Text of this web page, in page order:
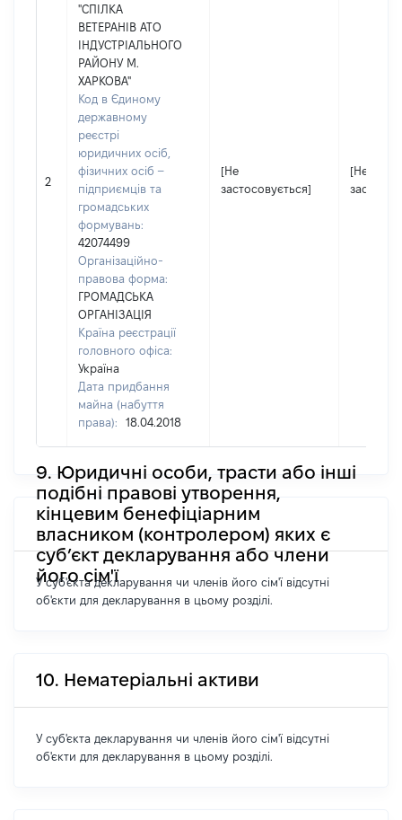
2
"СПІЛКА
ВЕТЕРАНІВ АТО
ІНДУСТРІАЛЬНОГО
РАЙОНУ М.
ХАРКОВА"
Код в Єдиному
державному
реєстрі
юридичних осіб,
фізичних осіб –
підприємців та
громадських
формувань:
42074499
Організаційно-
правова форма:
ГРОМАДСЬКА
ОРГАНІЗАЦІЯ
Країна реєстрації
головного офіса:
Україна
Дата придбання
майна (набуття
права):
18.04.2018
[Не
застосовується]
[Не
9. Юридичні особи, трасти або інші
подібні правові утворення,
кінцевим бенефіціарним
власником (контролером) яких є
суб’єкт декларування або члени
його сім'ї
У суб'єкта декларування чи членів його сім'ї відсутні
об'єкти для декларування в цьому розділі.
10. Нематеріальні активи
У суб'єкта декларування чи членів його сім'ї відсутні
об'єкти для декларування в цьому розділі.